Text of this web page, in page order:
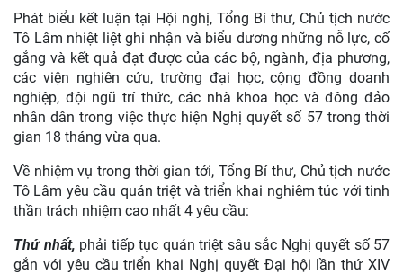
Phát biểu kết luận tại Hội nghị, Tổng Bí thư, Chủ tịch nước
Tô Lâm nhiệt liệt ghi nhận và biểu dương những nỗ lực, cố
gắng và kết quả đạt được của các bộ, ngành, địa phương,
các viện nghiên cứu, trường đại học, cộng đồng doanh
nghiệp, đội ngũ trí thức, các nhà khoa học và đông đảo
nhân dân trong việc thực hiện Nghị quyết số 57 trong thời
gian 18 tháng vừa qua.
Về nhiệm vụ trong thời gian tới, Tổng Bí thư, Chủ tịch nước
Tô Lâm yêu cầu quán triệt và triển khai nghiêm túc với tinh
thần trách nhiệm cao nhất 4 yêu cầu:
Thứ nhất, phải tiếp tục quán triệt sâu sắc Nghị quyết số 57
gắn với yêu cầu triển khai Nghị quyết Đại hội lần thứ XIV